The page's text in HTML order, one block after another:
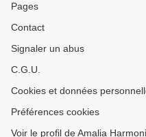
Pages
Contact
Signaler un abus
C.G.U.
Cookies et données
Préférences cookies
Voir le profil de Amalia